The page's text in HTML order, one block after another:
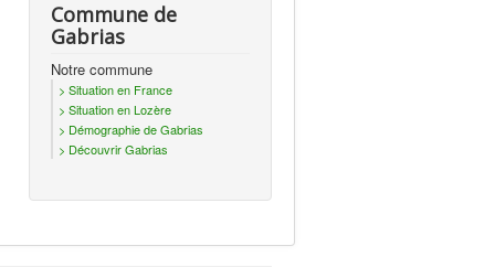
Commune de
Gabrias
Notre commune
> Situation en France
> Situation en Lozère
> Démographie de Gabrias
> Découvrir Gabrias